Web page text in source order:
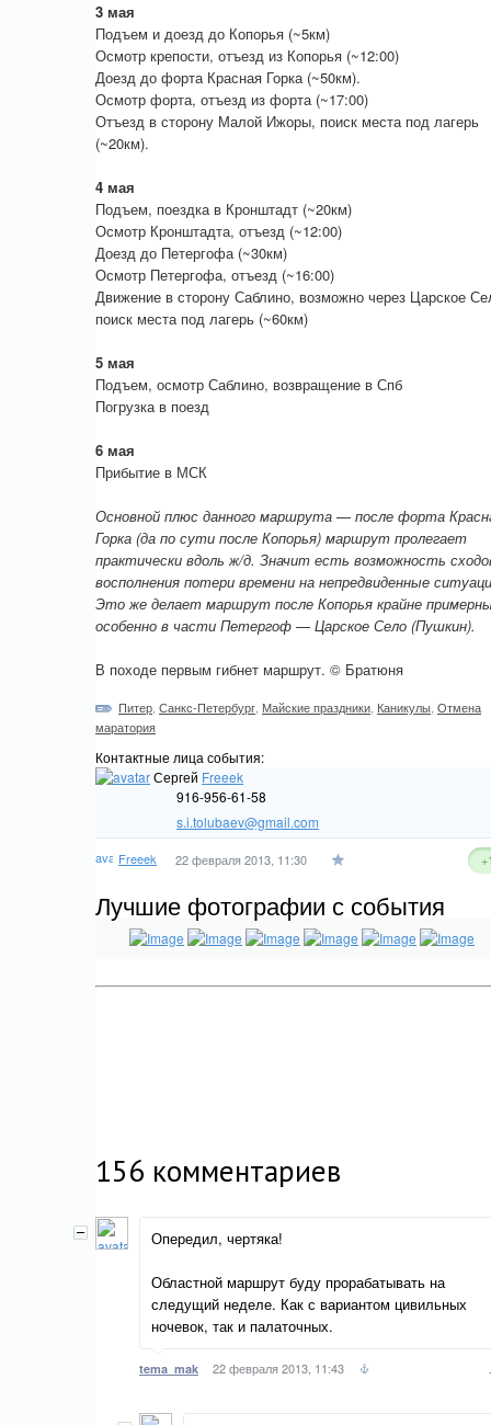
3 мая
Подъем и доезд до Копорья (~5км)
Осмотр крепости, отъезд из Копорья (~12:00)
Доезд до форта Красная Горка (~50км).
Осмотр форта, отъезд из форта (~17:00)
Отъезд в сторону Малой Ижоры, поиск места под лагерь
(~20км).
4 мая
Подъем, поездка в Кронштадт (~20км)
Осмотр Кронштадта, отъезд (~12:00)
Доезд до Петергофа (~30км)
Осмотр Петергофа, отъезд (~16:00)
Движение в сторону Саблино, возможно через Царское
поиск места под лагерь (~60км)
5 мая
Подъем, осмотр Саблино, возвращение в Спб
Погрузка в поезд
6 мая
Прибытие в МСК
Основной плюс данного маршрута — после форта
Горка (да по сути после Копорья) маршрут пролегает
практически вдоль ж/д. Значит есть возможность
восполнения потери времени на непредвиденные
Это же делает маршрут после Копорья крайне
особенно в части Петергоф — Царское Село (Пушкин).
В походе первым гибнет маршрут. © Братюня
Питер Санкс-Петербург Майские праздники Каникулы Отмена
маратория
Контактные лица события:
Сергей Freeek
916-956-61-58
s.i.tolubaev@gmail.com
Freeek 22 февраля 2013, 11:30
Лучшие фотографии с события
156 комментариев
Опередил, чертяка!
Областной маршрут буду прорабатывать на
следущий неделе. Как с вариантом цивильных
ночевок, так и палаточных.
tema_mak 22 февраля 2013, 11:43